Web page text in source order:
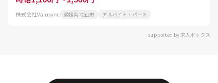
株式会社Valusync 愛媛県 松山市 アルバイト・パート
supported by 求人ボックス